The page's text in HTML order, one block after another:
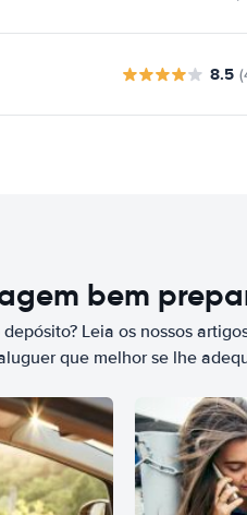
8.5
bem
Leia os nossos
que melhor se lhe